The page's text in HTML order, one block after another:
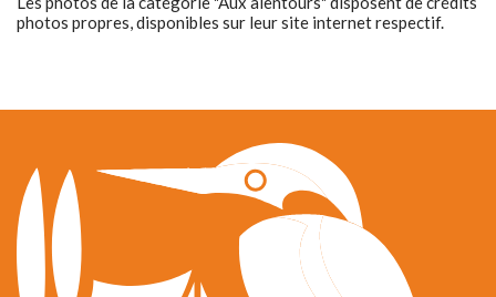
photos propres, disponibles sur leur site internet respectif.